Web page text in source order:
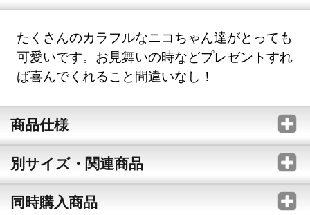
たくさんのカラフルなニコちゃん達がとっても
可愛いです。お見舞いの時などプレゼントすれ
ば喜んでくれること間違いなし！
商品仕様
別サイズ・関連商品
同時購入商品